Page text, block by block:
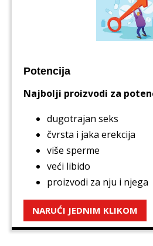
Potencija
Najbolji proizvodi za
dugotrajan seks
čvrsta i jaka erekcija
više sperme
veći libido
proizvodi za nju i njega
NARUĆI JEDNIM KLIKOM